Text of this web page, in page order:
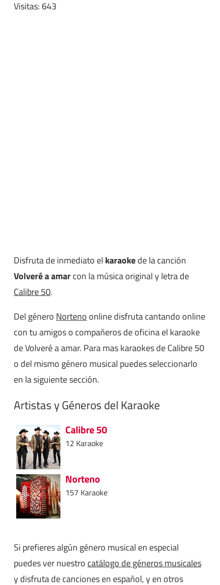
Visitas: 643
Disfruta de inmediato el karaokede la canción
Volveré a amarcon la música original y letra de
Calibre 50.
Del género Norteno online disfruta cantando online
con tu amigos o compañeros de oficina el karaoke
de Volveré a amar. Para mas karaokes de Calibre 50
o del mismo género musical puedes seleccionarlo
en la siguiente sección.
Artistas y Géneros del Karaoke
Calibre 50
12 Karaoke
Norteno
157 Karaoke
Si prefieres algún género musical en especial
puedes ver nuestro catálogo de géneros musicales
y disfruta de canciones en español, y en otros